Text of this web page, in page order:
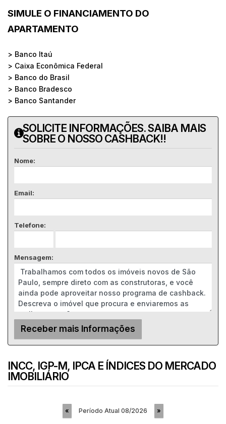
SIMULE O FINANCIAMENTO DO
APARTAMENTO
> Banco Itaú
> Caixa Econômica Federal
> Banco do Brasil
> Banco Bradesco
> Banco Santander
SOLICITE INFORMAÇÕES. SAIBA MAIS
SOBRE O NOSSO CASHBACK!!
Nome:
Email:
Telefone:
Mensagem:
INCC, IGP-M, IPCA E ÍNDICES DO MERCADO
IMOBILIÁRIO
« Período Atual 08/2026 »